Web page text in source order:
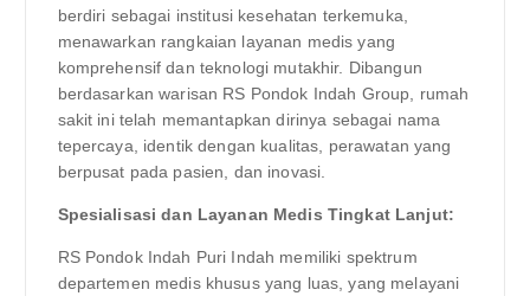
berdiri sebagai institusi kesehatan terkemuka,
menawarkan rangkaian layanan medis yang
komprehensif dan teknologi mutakhir. Dibangun
berdasarkan warisan RS Pondok Indah Group, rumah
sakit ini telah memantapkan dirinya sebagai nama
tepercaya, identik dengan kualitas, perawatan yang
berpusat pada pasien, dan inovasi.
Spesialisasi dan Layanan Medis Tingkat Lanjut:
RS Pondok Indah Puri Indah memiliki spektrum
departemen medis khusus yang luas, yang melayani